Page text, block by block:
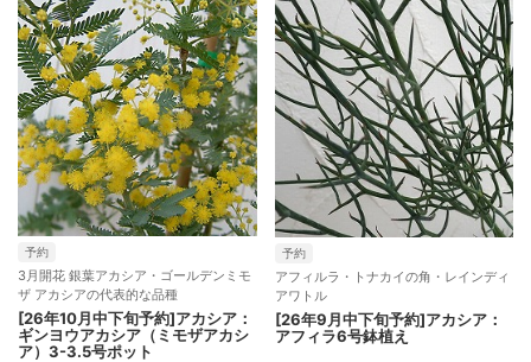
予約
3月開花 銀葉アカシア・ゴールデンミモ
ザ アカシアの代表的な品種
[26年10月中下旬予約]アカシア：
ギンヨウアカシア（ミモザアカシ
ア）3-3.5号ポット
予約
アフィルラ・トナカイの角・レインディ
アワトル
[26年9月中下旬予約]アカシア：
アフィラ6号鉢植え